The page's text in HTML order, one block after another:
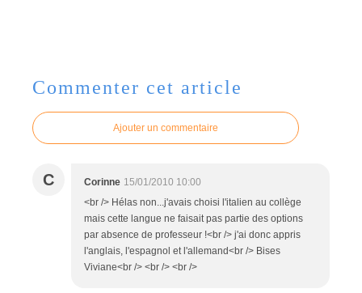
Commenter cet article
Ajouter un commentaire
C Corinne 15/01/2010 10:00
<br /> Hélas non...j'avais choisi l'italien au collège
mais cette langue ne faisait pas partie des options
par absence de professeur !<br /> j'ai donc appris
l'anglais, l'espagnol et l'allemand<br /> Bises
Viviane<br /> <br /> <br />